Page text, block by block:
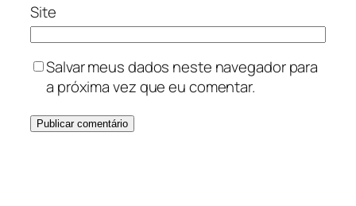
Site
Salvar meus dados neste navegador para
a próxima vez que eu comentar.